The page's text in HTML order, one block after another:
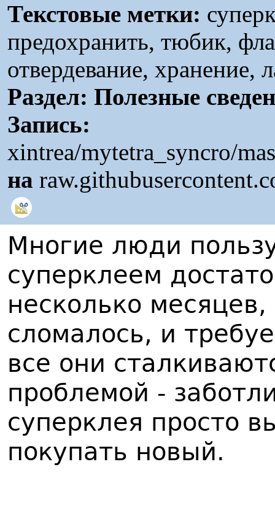
Текстовые метки:
предохранить, тюбик,
отвердевание, хранение,
Раздел: Полезные
Запись:
xintrea/mytetra_syncro/
на
Многие люди
суперклеем
несколько
сломалось, и
все они
проблемой -
суперклея просто
покупать новый.